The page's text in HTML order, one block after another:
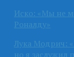
Иско: «Мы не
Роналду»
Лука Модрич:
но я заслужил